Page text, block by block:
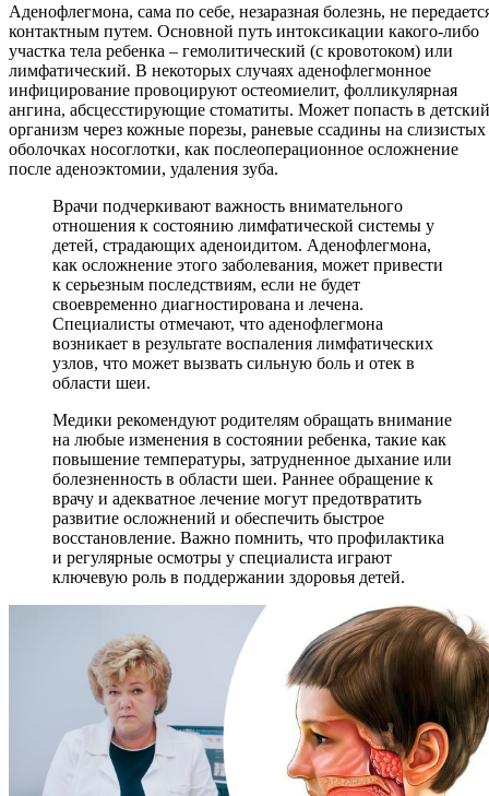
Аденофлегмона, сама по себе, незаразная болезнь, не
контактным путем. Основной путь интоксикации какого-либо
участка тела ребенка – гемолитический (с кровотоком) или
лимфатический. В некоторых случаях аденофлегмонное
инфицирование провоцируют остеомиелит, фолликулярная
ангина, абсцесстирующие стоматиты. Может попасть в детский
организм через кожные порезы, раневые ссадины на слизистых
оболочках носоглотки, как послеоперационное осложнение
после аденоэктомии, удаления зуба.
Врачи подчеркивают важность внимательного
отношения к состоянию лимфатической системы у
детей, страдающих аденоидитом. Аденофлегмона,
как осложнение этого заболевания, может привести
к серьезным последствиям, если не будет
своевременно диагностирована и лечена.
Специалисты отмечают, что аденофлегмона
возникает в результате воспаления лимфатических
узлов, что может вызвать сильную боль и отек в
области шеи.
Медики рекомендуют родителям обращать внимание
на любые изменения в состоянии ребенка, такие как
повышение температуры, затрудненное дыхание или
болезненность в области шеи. Раннее обращение к
врачу и адекватное лечение могут предотвратить
развитие осложнений и обеспечить быстрое
восстановление. Важно помнить, что профилактика
и регулярные осмотры у специалиста играют
ключевую роль в поддержании здоровья детей.